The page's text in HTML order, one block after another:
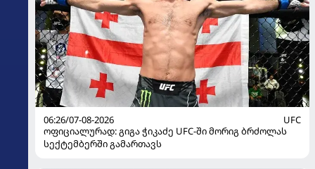
06:26/07-08-2026
UFC
ოფიციალურად: გიგა ჭიკაძე UFC-ში მორიგ ბრძოლას
სექტემბერში გამართავს